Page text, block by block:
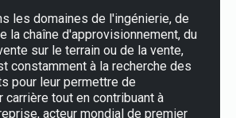
les domaines de l'ingénierie, de
la chaîne d'approvisionnement, du
sur le terrain ou de la vente,
constamment à la recherche des
pour leur permettre de
carrière tout en contribuant à
acteur mondial de premier